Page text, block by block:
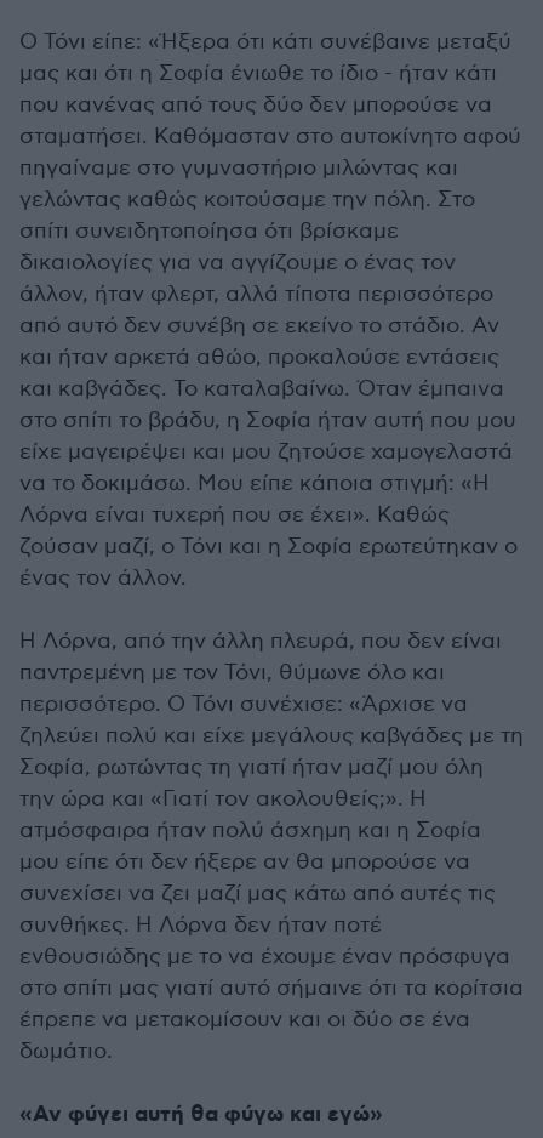
Ο Τόνι είπε: «Ήξερα ότι κάτι συνέβαινε μεταξύ
μας και ότι η Σοφία ένιωθε το ίδιο - ήταν κάτι
που κανένας από τους δύο δεν μπορούσε να
σταματήσει. Καθόμασταν στο αυτοκίνητο αφού
πηγαίναμε στο γυμναστήριο μιλώντας και
γελώντας καθώς κοιτούσαμε την πόλη. Στο
σπίτι συνειδητοποίησα ότι βρίσκαμε
δικαιολογίες για να αγγίζουμε ο ένας τον
άλλον, ήταν φλερτ, αλλά τίποτα περισσότερο
από αυτό δεν συνέβη σε εκείνο το στάδιο. Αν
και ήταν αρκετά αθώο, προκαλούσε εντάσεις
και καβγάδες. Το καταλαβαίνω. Όταν έμπαινα
στο σπίτι το βράδυ, η Σοφία ήταν αυτή που μου
είχε μαγειρέψει και μου ζητούσε χαμογελαστά
να το δοκιμάσω. Μου είπε κάποια στιγμή: «Η
Λόρνα είναι τυχερή που σε έχει». Καθώς
ζούσαν μαζί, ο Τόνι και η Σοφία ερωτεύτηκαν ο
ένας τον άλλον.
Η Λόρνα, από την άλλη πλευρά, που δεν είναι
παντρεμένη με τον Τόνι, θύμωνε όλο και
περισσότερο. Ο Τόνι συνέχισε: «Άρχισε να
ζηλεύει πολύ και είχε μεγάλους καβγάδες με τη
Σοφία, ρωτώντας τη γιατί ήταν μαζί μου όλη
την ώρα και «Γιατί τον ακολουθείς;». Η
ατμόσφαιρα ήταν πολύ άσχημη και η Σοφία
μου είπε ότι δεν ήξερε αν θα μπορούσε να
συνεχίσει να ζει μαζί μας κάτω από αυτές τις
συνθήκες. Η Λόρνα δεν ήταν ποτέ
ενθουσιώδης με το να έχουμε έναν πρόσφυγα
στο σπίτι μας γιατί αυτό σήμαινε ότι τα κορίτσια
έπρεπε να μετακομίσουν και οι δύο σε ένα
δωμάτιο.
«Αν φύγει αυτή θα φύγω και εγώ»